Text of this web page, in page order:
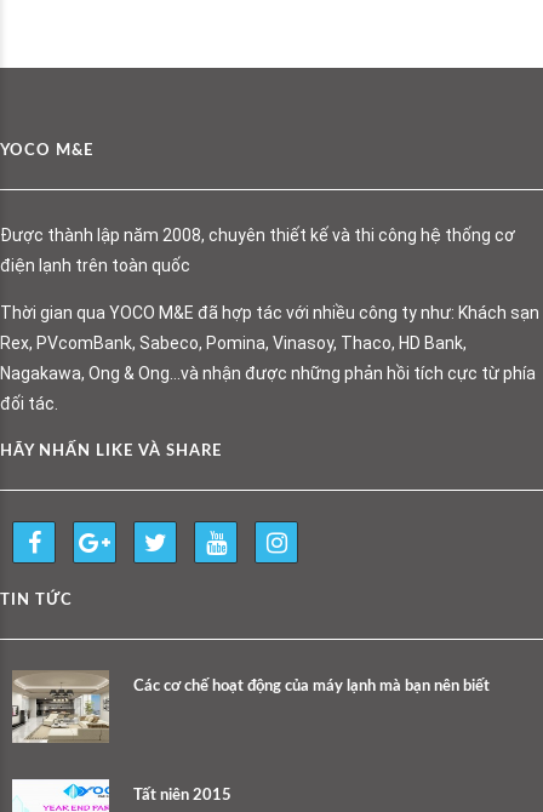
YOCO M&E
Được thành lập năm 2008, chuyên thiết kế và thi công hệ thống cơ
điện lạnh trên toàn quốc
Thời gian qua YOCO M&E đã hợp tác với nhiều công ty như: Khách sạn
Rex, PVcomBank, Sabeco, Pomina, Vinasoy, Thaco, HD Bank,
Nagakawa, Ong & Ong…và nhận được những phản hồi tích cực từ phía
đối tác.
HÃY NHẤN LIKE VÀ SHARE
TIN TỨC
Các cơ chế hoạt động của máy lạnh mà bạn nên biết
Tất niên 2015